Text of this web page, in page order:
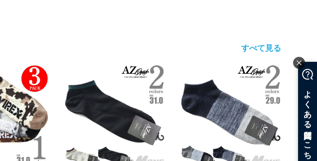
すべて見る